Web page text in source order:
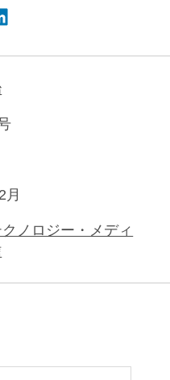
月
ノロジー・メディ